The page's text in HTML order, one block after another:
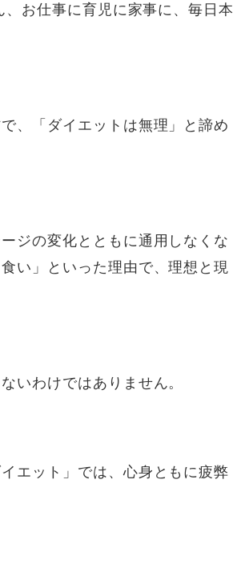
お仕事に育児に家事に、毎日本
、「ダイエットは無理」と諦め
ジの変化とともに通用しなくな
い」といった理由で、理想と現
いわけではありません。
エット」では、心身ともに疲弊